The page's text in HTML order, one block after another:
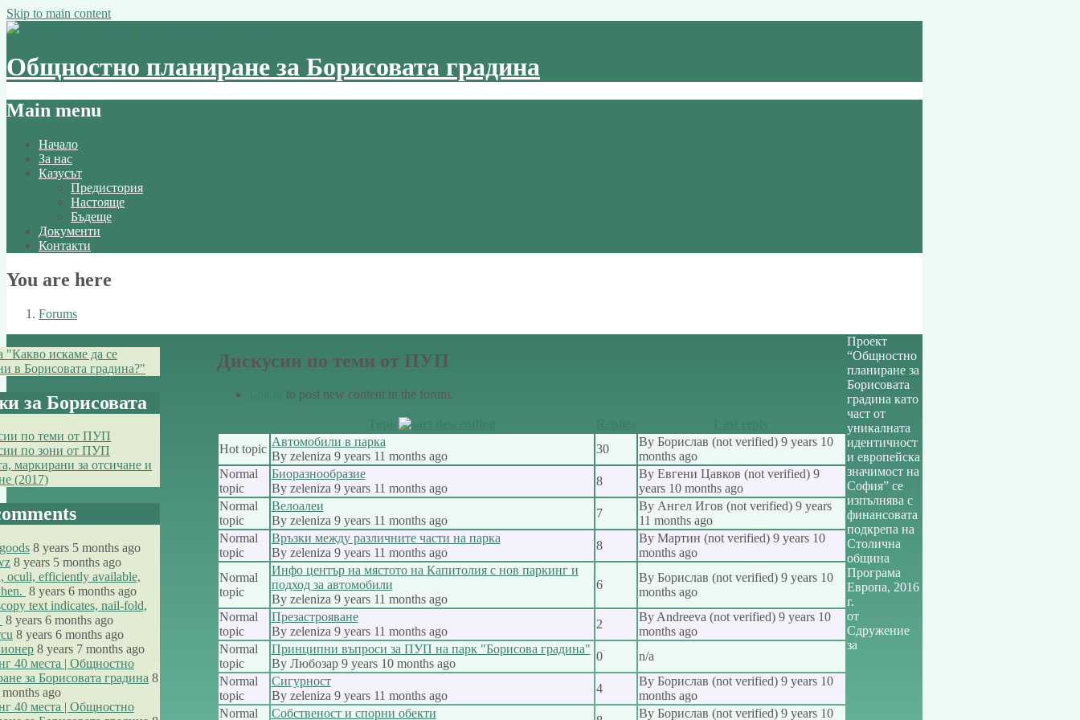
Skip to main content
Общностно планиране за Борисовата градина
Main menu
Начало
За нас
Казусът
Предистория
Настояще
Бъдеще
Документи
Контакти
You are here
Forums
Дискусии по теми от ПУП
to post new content in the forum.
Hot topic
Автомобили в парка
By zeleniza9 years 11 months ago
30
By Борислав (not verified)9 years 10
months ago
Normal
topic
Биоразнообразие
By zeleniza9 years 11 months ago
8
By Евгени Цавков (not verified)9
years 10 months ago
Normal
topic
Велоалеи
By zeleniza9 years 11 months ago
7
By Ангел Игов (not verified)9 years
11 months ago
Normal
topic
Връзки между различните части на парка
By zeleniza9 years 11 months ago
8
By Мартин (not verified)9 years 10
months ago
Normal
topic
Инфо център на мястото на Капитолия с нов паркинг и
подход за автомобили
By zeleniza9 years 11 months ago
6
By Борислав (not verified)9 years 10
months ago
Normal
topic
Презастрояване
By zeleniza9 years 11 months ago
2
ByAndreeva (not verified)9 years 10
months ago
Normal
topic
Принципни въпроси за ПУП на парк "Борисова градина"
By Любозар9 years 10 months ago
0
n/a
Normal
topic
Сигурност
By zeleniza9 years 11 months ago
4
By Борислав (not verified)9 years 10
months ago
Normal
Собственост и спорни обекти By Борислав (not verified)9 years 10
"Какво искаме да се
в Борисовата градина?"
за Борисовата
по теми от ПУП
по зони от ПУП
маркирани за отсичане и
(2017)
8 years 5 months ago
8 years 5 months ago
oculi, efficiently available,
8 years 6 months ago
text indicates, nail-fold,
8 years 6 months ago
8 years 6 months ago
8 years 7 months ago
40 места | Общностно
за Борисовата градина 8
ago
40 места | Общностно
Проект
“Общностно
планиране за
Борисовата
градина като
част от
уникалната
идентичност
и европейска
значимост на
София” се
изпълнява с
финансовата
подкрепа на
Столична
община
Програма
Европа, 2016
г.
от
Сдружение
за